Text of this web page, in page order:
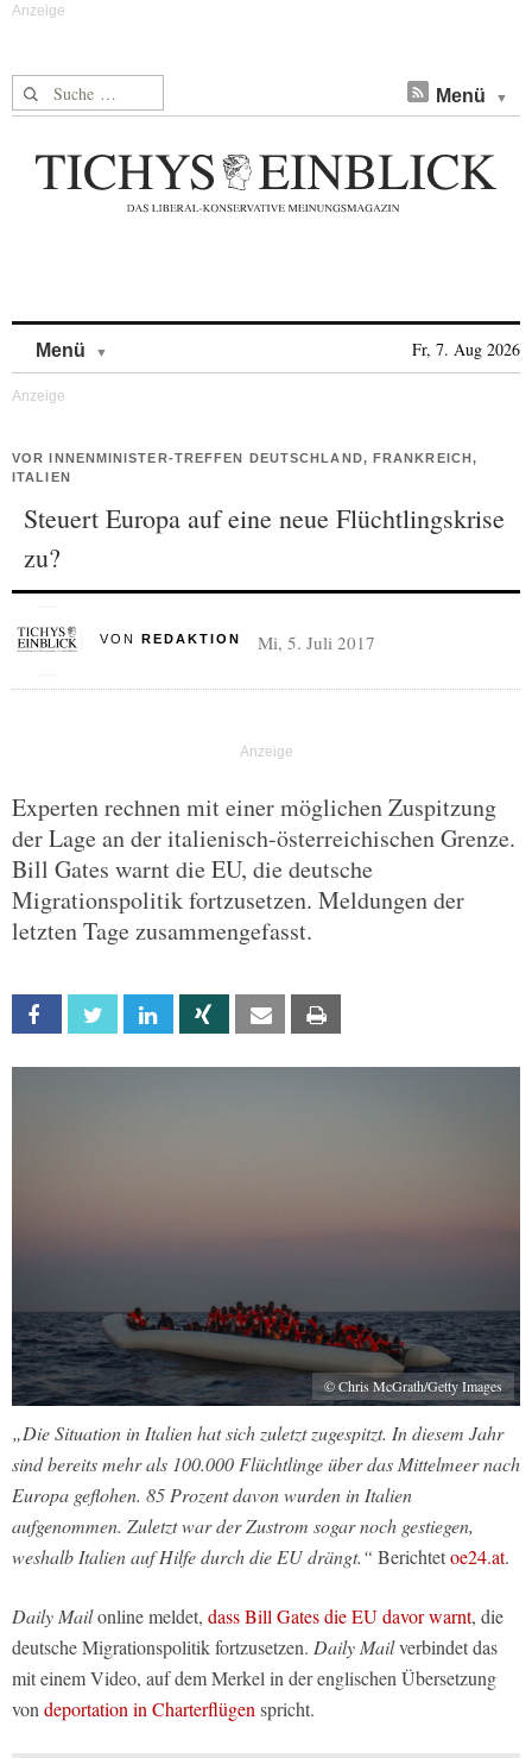
Suche nach: Menü
Menü Fr, 7. Aug 2026
VOR INNENMINISTER-TREFFEN DEUTSCHLAND, FRANKREICH,
ITALIEN
Steuert Europa auf eine neue Flüchtlingskrise
zu?
VON REDAKTION Mi, 5. Juli 2017
Experten rechnen mit einer möglichen Zuspitzung
der Lage an der italienisch-österreichischen Grenze.
Bill Gates warnt die EU, die deutsche
Migrationspolitik fortzusetzen. Meldungen der
letzten Tage zusammengefasst.
Facebook Twitter Linkedin Xing Email
© Chris McGrath/Getty Images
„Die Situation in Italien hat sich zuletzt zugespitzt. In diesem Jahr
sind bereits mehr als 100.000 Flüchtlinge über das Mittelmeer nach
Europa geflohen. 85 Prozent davon wurden in Italien
aufgenommen. Zuletzt war der Zustrom sogar noch gestiegen,
weshalb Italien auf Hilfe durch die EU drängt.“ Berichtetoe24.at.
Daily Mailonline meldet, dass Bill Gates die EU davor warnt, die
deutsche Migrationspolitik fortzusetzen. Daily Mailverbindet das
mit einem Video, auf dem Merkel in der englischen Übersetzung
vondeportation in Charterflügenspricht.